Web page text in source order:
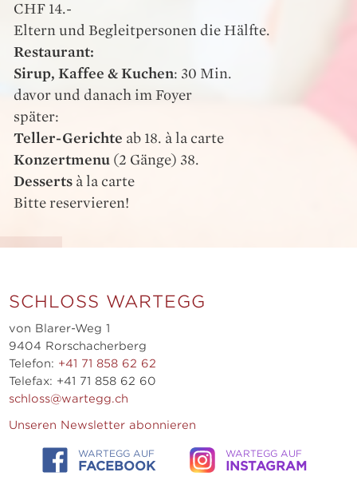
CHF 14.-
Eltern und Begleitpersonen die Hälfte.
Restaurant:
Sirup, Kaffee & Kuchen: 30 Min.
davor und danach im Foyer
später:
Teller-Gerichte ab 18. à la carte
Konzertmenu (2 Gänge) 38.
Desserts à la carte
Bitte reservieren!
SCHLOSS WARTEGG
von Blarer-Weg 1
9404 Rorschacherberg
Telefon: +41 71 858 62 62
Telefax: +41 71 858 62 60
schloss@wartegg.ch
Unseren Newsletter abonnieren
WARTEGG AUF
FACEBOOK
WARTEGG AUF
INSTAGRAM